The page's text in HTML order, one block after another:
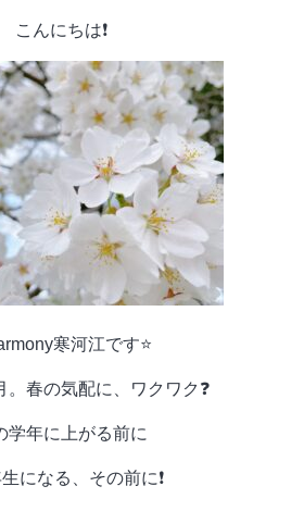
こんにちは❗️
寒河江です⭐️
。春の気配に、ワクワク❓
学年に上がる前に
になる、その前に❗️